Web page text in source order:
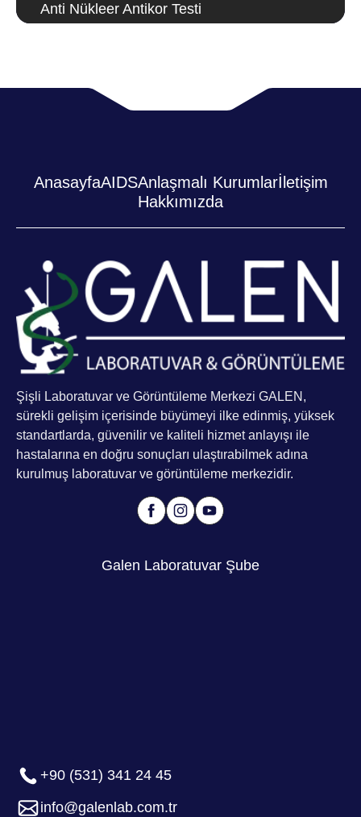
Anti Nükleer Antikor Testi
AnasayfaAIDSAnlaşmalı Kurumlarİletişim
Hakkımızda
Şişli Laboratuvar ve Görüntüleme Merkezi GALEN,
sürekli gelişim içerisinde büyümeyi ilke edinmiş, yüksek
standartlarda, güvenilir ve kaliteli hizmet anlayışı ile
hastalarına en doğru sonuçları ulaştırabilmek adına
kurulmuş laboratuvar ve görüntüleme merkezidir.
Galen Laboratuvar Şube
+90 (531) 341 24 45
info@galenlab.com.tr